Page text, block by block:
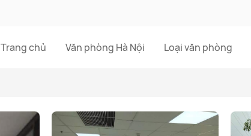
Trang chủ Văn phòng Hà Nội Loại văn phòng